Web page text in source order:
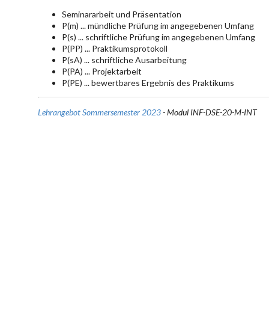
Seminararbeit und Präsentation
P(m) ... mündliche Prüfung im angegebenen Umfang
P(s) ... schriftliche Prüfung im angegebenen Umfang
P(PP) ... Praktikumsprotokoll
P(sA) ... schriftliche Ausarbeitung
P(PA) ... Projektarbeit
P(PE) ... bewertbares Ergebnis des Praktikums
Lehrangebot Sommersemester 2023- Modul INF-DSE-20-M-INT